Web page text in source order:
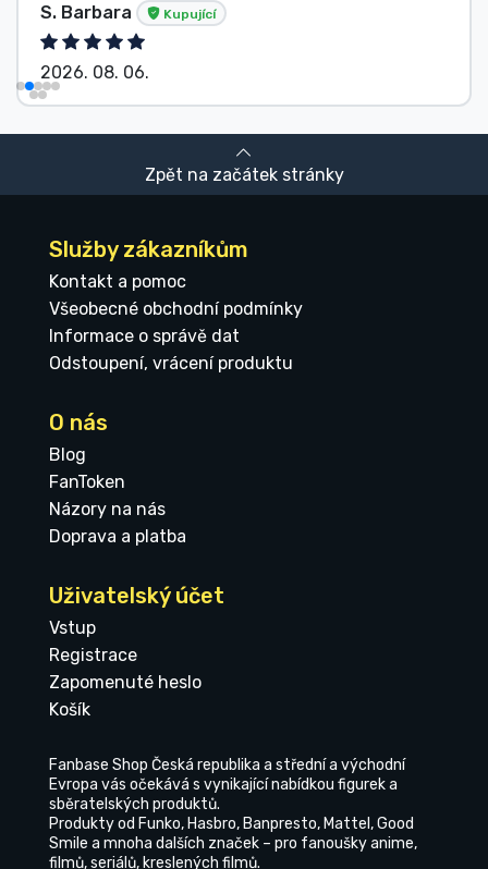
S. Barbara Kupující
2026. 08. 06.
Zpět na začátek stránky
Služby zákazníkům
Kontakt a pomoc
Všeobecné obchodní podmínky
Informace o správě dat
Odstoupení, vrácení produktu
O nás
Blog
FanToken
Názory na nás
Doprava a platba
Uživatelský účet
Vstup
Registrace
Zapomenuté heslo
Košík
Fanbase Shop Česká republika a střední a východní
Evropa vás očekává s vynikající nabídkou figurek a
sběratelských produktů.
Produkty od Funko, Hasbro, Banpresto, Mattel, Good
Smile a mnoha dalších značek – pro fanoušky anime,
filmů, seriálů, kreslených filmů.